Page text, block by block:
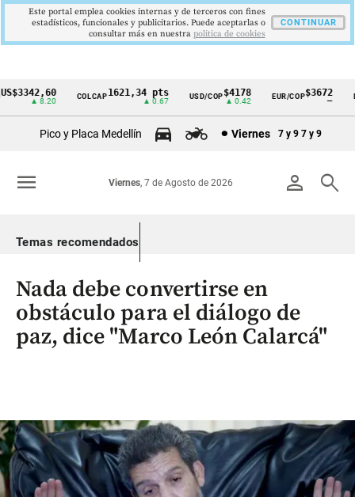
Cintillo
Colombia
▲ 8.20
COLCAP1621,34 pts
▲ 0.67
USD/COP$4178
▲ 0.42
EUR/COP$3672
Pico y Placa Medellín Viernes 7 y 9 7 y 9
person search
Viernes, 7 de Agosto de 2026
menu
Temas recomendados
Nada debe convertirse en
obstáculo para el diálogo de
paz, dice "Marco León Calarcá"
Este portal emplea cookies internas y de terceros con fines
estadísticos, funcionales y publicitarios. Puede aceptarlas o
consultar más en nuestra politica de cookies
CONTINUAR